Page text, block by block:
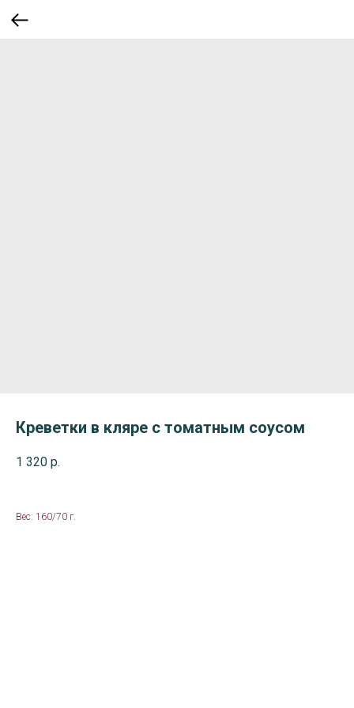
Креветки в кляре с томатным соусом
1 320 р.
Вес: 160/70 г.